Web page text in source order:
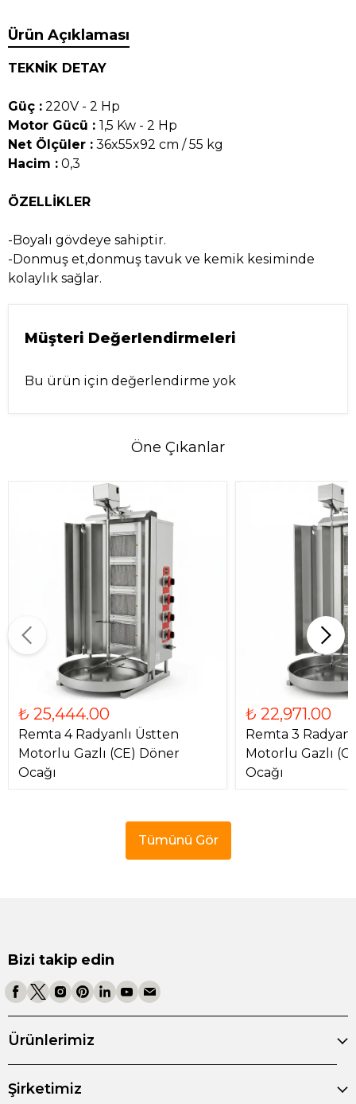
Ürün Açıklaması
TEKNİK DETAY
Güç : 220V - 2 Hp
Motor Gücü : 1,5 Kw - 2 Hp
Net Ölçüler : 36x55x92 cm / 55 kg
Hacim : 0,3
ÖZELLİKLER
-Boyalı gövdeye sahiptir.
-Donmuş et,donmuş tavuk ve kemik kesiminde
kolaylık sağlar.
Müşteri Değerlendirmeleri
Bu ürün için değerlendirme yok
Öne Çıkanlar
₺ 25,444.00
Remta 4 Radyanlı Üstten
Motorlu Gazlı (CE) Döner
Ocağı
₺ 22,971.00
Remta 3
Motorlu Gazlı
Ocağı
Tümünü Gör
Bizi takip edin
Ürünlerimiz
Şirketimiz